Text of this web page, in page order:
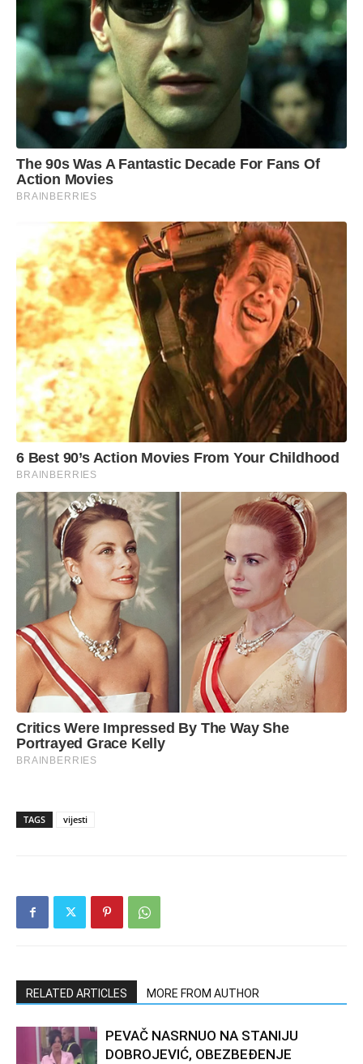
TAGS vijesti
RELATED ARTICLES MORE FROM AUTHOR
PEVAČ NASRNUO NA STANIJU
DOBROJEVIĆ, OBEZBEĐENJE